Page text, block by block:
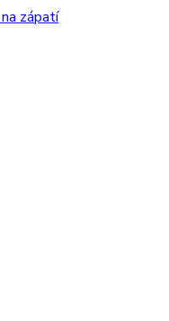
zápatí